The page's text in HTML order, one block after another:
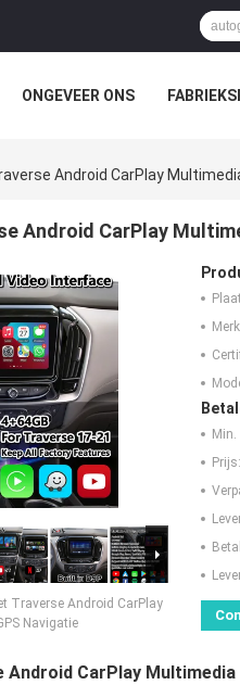
ONGEVEER ONS
Android CarPlay
Android CarPlay
Traverse Android CarPlay
Navigatie
Prijs:
Android CarPlay